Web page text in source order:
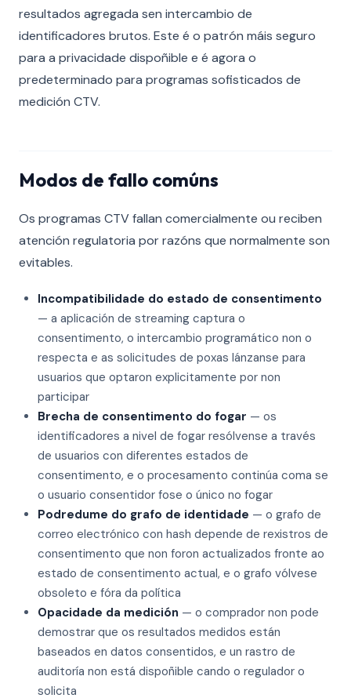
resultados agregada sen intercambio de
identificadores brutos. Este é o patrón máis seguro
para a privacidade dispoñible e é agora o
predeterminado para programas sofisticados de
medición CTV.
Modos de fallo comúns
Os programas CTV fallan comercialmente ou reciben
atención regulatoria por razóns que normalmente son
evitables.
Incompatibilidade do estado de consentimento
— a aplicación de streaming captura o
consentimento, o intercambio programático non o
respecta e as solicitudes de poxas lánzanse para
usuarios que optaron explicitamente por non
participar
Brecha de consentimento do fogar — os
identificadores a nivel de fogar resólvense a través
de usuarios con diferentes estados de
consentimento, e o procesamento continúa coma se
o usuario consentidor fose o único no fogar
Podredume do grafo de identidade — o grafo de
correo electrónico con hash depende de rexistros de
consentimento que non foron actualizados fronte ao
estado de consentimento actual, e o grafo vólvese
obsoleto e fóra da política
Opacidade da medición — o comprador non pode
demostrar que os resultados medidos están
baseados en datos consentidos, e un rastro de
auditoría non está dispoñible cando o regulador o
solicita